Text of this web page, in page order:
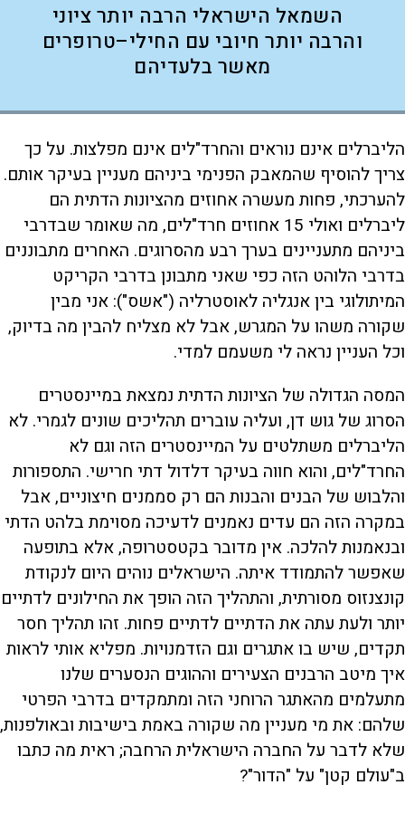
השמאל הישראלי הרבה יותר ציוני
והרבה יותר חיובי עם החילי–טרופרים
מאשר בלעדיהם
הליברלים אינם נוראים והחרד"לים אינם מפלצות. על כך
צריך להוסיף שהמאבק הפנימי ביניהם מעניין בעיקר אותם.
להערכתי, פחות מעשרה אחוזים מהציונות הדתית הם
ליברלים ואולי 15 אחוזים חרד"לים, מה שאומר שבדרבי
ביניהם מתעניינים בערך רבע מהסרוגים. האחרים מתבוננים
בדרבי הלוהט הזה כפי שאני מתבונן בדרבי הקריקט
המיתולוגי בין אנגליה לאוסטרליה ("אשס"): אני מבין
שקורה משהו על המגרש, אבל לא מצליח להבין מה בדיוק,
וכל העניין נראה לי משעמם למדי.
המסה הגדולה של הציונות הדתית נמצאת במיינסטרים
הסרוג של גוש דן, ועליה עוברים תהליכים שונים לגמרי. לא
הליברלים משתלטים על המיינסטרים הזה וגם לא
החרד"לים, והוא חווה בעיקר דלדול דתי חרישי. התספורות
והלבוש של הבנים והבנות הם רק סממנים חיצוניים, אבל
במקרה הזה הם עדים נאמנים לדעיכה מסוימת בלהט הדתי
ובנאמנות להלכה. אין מדובר בקטסטרופה, אלא בתופעה
שאפשר להתמודד איתה. הישראלים נוהים היום לנקודת
קונצנזוס מסורתית, והתהליך הזה הופך את החילונים לדתיים
יותר ולעת עתה את הדתיים לדתיים פחות. זהו תהליך חסר
תקדים, שיש בו אתגרים וגם הזדמנויות. מפליא אותי לראות
איך מיטב הרבנים הצעירים וההוגים הנסערים שלנו
מתעלמים מהאתגר הרוחני הזה ומתמקדים בדרבי הפרטי
שלהם: את מי מעניין מה שקורה באמת בישיבות ובאולפנות,
שלא לדבר על החברה הישראלית הרחבה; ראית מה כתבו
ב"עולם קטן" על "הדור"?